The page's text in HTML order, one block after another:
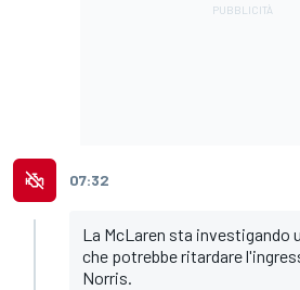
07:32
La McLaren sta investigando
che potrebbe ritardare
Norris.